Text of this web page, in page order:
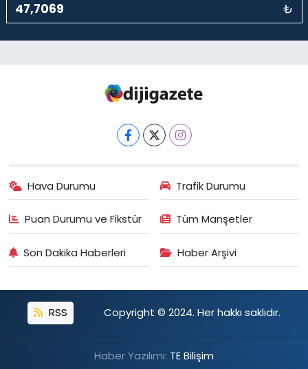
₺
Hava Durumu Trafik Durumu
Puan Durumu ve Fikstür Tüm Manşetler
Son Dakika Haberleri Haber Arşivi
RSS Copyright © 2024. Her hakkı saklıdır.
Haber Yazılımı: TE Bilişim